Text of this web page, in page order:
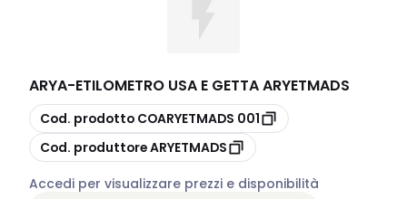
ARYA-ETILOMETRO USA E GETTA ARYETMADS
copia
Cod. prodotto
COARYETMADS 001
copia
Cod. produttoreARYETMADS
Accedi per visualizzare prezzi e disponibilità